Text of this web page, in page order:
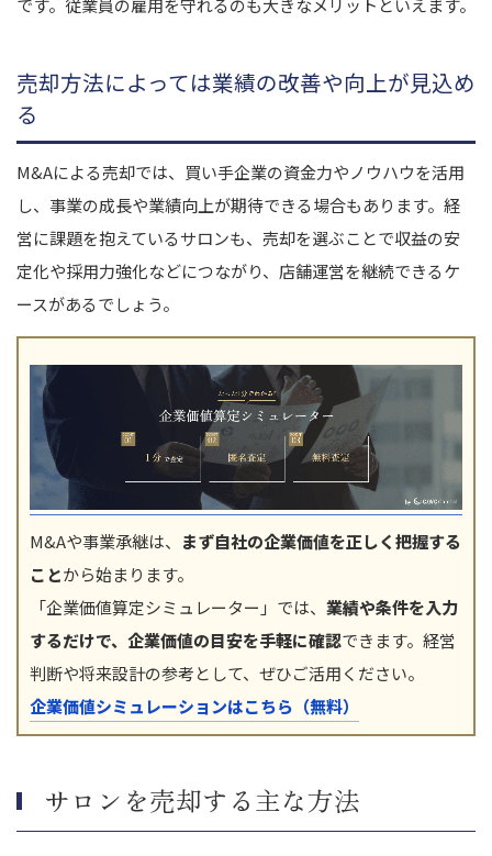
です。従業員の雇用を守れるのも大きなメリットといえます。
売却方法によっては業績の改善や向上が見込め
る
M&Aによる売却では、買い手企業の資金力やノウハウを活用
し、事業の成長や業績向上が期待できる場合もあります。経
営に課題を抱えているサロンも、売却を選ぶことで収益の安
定化や採用力強化などにつながり、店舗運営を継続できるケ
ースがあるでしょう。
M&Aや事業承継は、 まず自社の企業価値を正しく把握する
ことから始まります。
「企業価値算定シミュレーター」では、 業績や条件を入力
するだけで、企業価値の目安を手軽に確認できます。経営
判断や将来設計の参考として、ぜひご活用ください。
企業価値シミュレーションはこちら（無料）
サロンを売却する主な方法